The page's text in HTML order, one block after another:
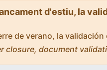
d'estiu, la
de verano, la
closure, document